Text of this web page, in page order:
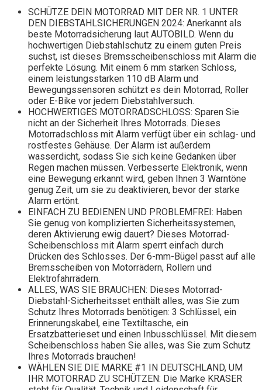
SCHÜTZE DEIN MOTORRAD MIT DER NR. 1 UNTER
DEN DIEBSTAHLSICHERUNGEN 2024: Anerkannt als
beste Motorradsicherung laut AUTOBILD. Wenn du
hochwertigen Diebstahlschutz zu einem guten Preis
suchst, ist dieses Bremsscheibenschloss mit Alarm die
perfekte Lösung. Mit einem 6 mm starken Schloss,
einem leistungsstarken 110 dB Alarm und
Bewegungssensoren schützt es dein Motorrad, Roller
oder E-Bike vor jedem Diebstahlversuch.
HOCHWERTIGES MOTORRADSCHLOSS: Sparen Sie
nicht an der Sicherheit Ihres Motorrads. Dieses
Motorradschloss mit Alarm verfügt über ein schlag- und
rostfestes Gehäuse. Der Alarm ist außerdem
wasserdicht, sodass Sie sich keine Gedanken über
Regen machen müssen. Verbesserte Elektronik, wenn
eine Bewegung erkannt wird, geben Ihnen 3 Warntöne
genug Zeit, um sie zu deaktivieren, bevor der starke
Alarm ertönt.
EINFACH ZU BEDIENEN UND PROBLEMFREI: Haben
Sie genug von komplizierten Sicherheitssystemen,
deren Aktivierung ewig dauert? Dieses Motorrad-
Scheibenschloss mit Alarm sperrt einfach durch
Drücken des Schlosses. Der 6-mm-Bügel passt auf alle
Bremsscheiben von Motorrädern, Rollern und
Elektrofahrrädern.
ALLES, WAS SIE BRAUCHEN: Dieses Motorrad-
Diebstahl-Sicherheitsset enthält alles, was Sie zum
Schutz Ihres Motorrads benötigen: 3 Schlüssel, ein
Erinnerungskabel, eine Textiltasche, ein
Ersatzbatterieset und einen Inbusschlüssel. Mit diesem
Scheibenschloss haben Sie alles, was Sie zum Schutz
Ihres Motorrads brauchen!
WÄHLEN SIE DIE MARKE #1 IN DEUTSCHLAND, UM
IHR MOTORRAD ZU SCHÜTZEN: Die Marke KRASER